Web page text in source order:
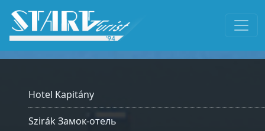
Hotel Kapitány
Szirák Замок-отель